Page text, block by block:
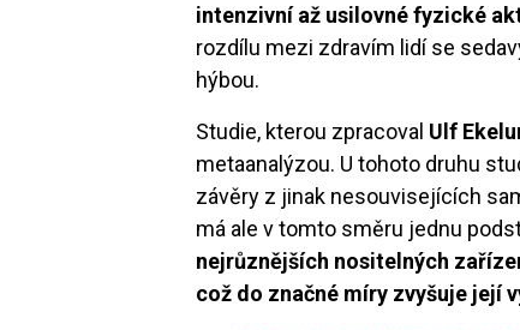
intenzivní až usilovné fyzické
rozdílu mezi zdravím lidí se
hýbou.
Studie, kterou zpracoval Ulf
metaanalýzou. U tohoto druhu
závěry z jinak nesouvisejících
má ale v tomto směru jednu
nejrůznějších nositelných
což do značné míry zvyšuje její